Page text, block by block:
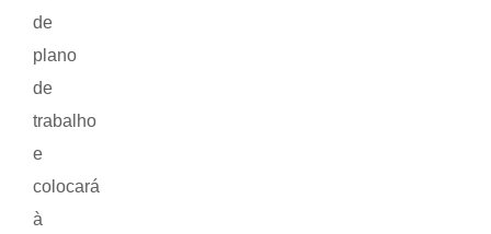
de
plano
de
trabalho
e
colocará
à